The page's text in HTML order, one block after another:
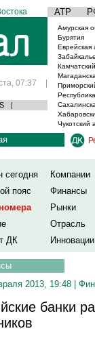
АТР
07:37 |
|
Амурская
Бурятия
Еврейская
Чукотский
сегодня
Компании
пояс
Финансы
Рынки
Отрасль
ДК
Инновации
2013, 19:48 |
банки